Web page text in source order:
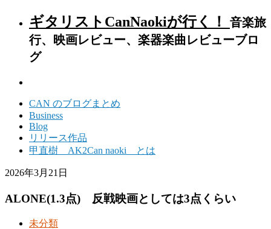
ギタリストCanNaokiが行く！ 音楽旅
行、映画レビュー、楽器楽曲レビューブロ
グ
CAN のブログまとめ
Business
Blog
リリース作品
甲直樹 AK2Can naoki とは
2026年3月21日
ALONE(1.3点) 反戦映画としては3点くらい
未分類